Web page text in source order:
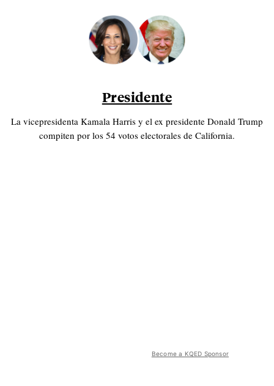
Presidente
La vicepresidenta Kamala Harris y el ex presidente Donald Trump
compiten por los 54 votos electorales de California.
Become a KQED Sponsor